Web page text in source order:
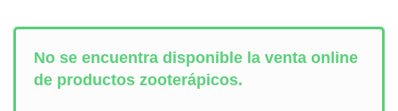
No se encuentra disponible la venta online
de productos zooterápicos.